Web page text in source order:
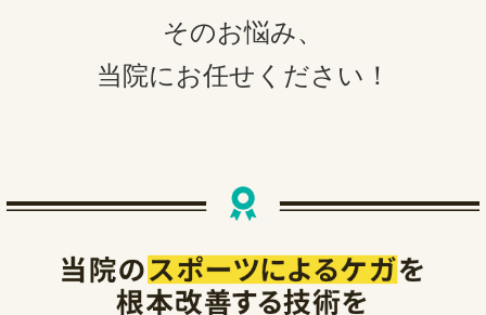
そのお悩み、
当院にお任せください！